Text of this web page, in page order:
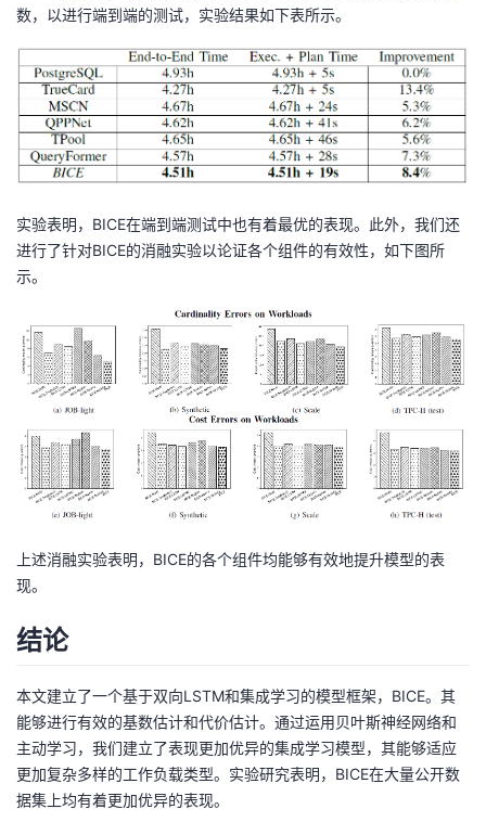
数，以进行端到端的测试，实验结果如下表所示。
实验表明，BICE在端到端测试中也有着最优的表现。此外，我们还
进行了针对BICE的消融实验以论证各个组件的有效性，如下图所
示。
上述消融实验表明，BICE的各个组件均能够有效地提升模型的表
现。
结论
本文建立了一个基于双向LSTM和集成学习的模型框架，BICE。其
能够进行有效的基数估计和代价估计。通过运用贝叶斯神经网络和
主动学习，我们建立了表现更加优异的集成学习模型，其能够适应
更加复杂多样的工作负载类型。实验研究表明，BICE在大量公开数
据集上均有着更加优异的表现。